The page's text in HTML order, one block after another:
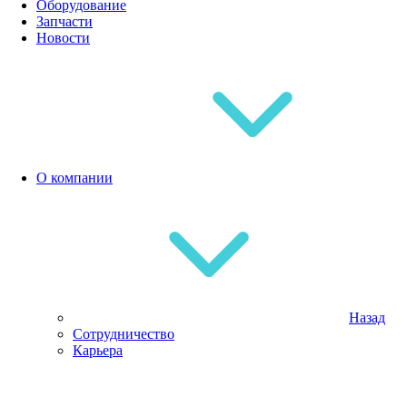
Оборудование
Запчасти
Новости
О компании
Назад
Сотрудничество
Карьера